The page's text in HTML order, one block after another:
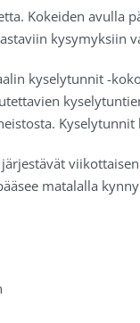
Kokeiden avulla
kysymyksiin
kyselytunnit -
matalalla